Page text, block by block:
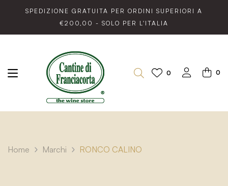
SPEDIZIONE GRATUITA PER ORDINI SUPERIORI A
€200,00 - SOLO PER L'ITALIA
0 0
Home Marchi RONCO CALINO